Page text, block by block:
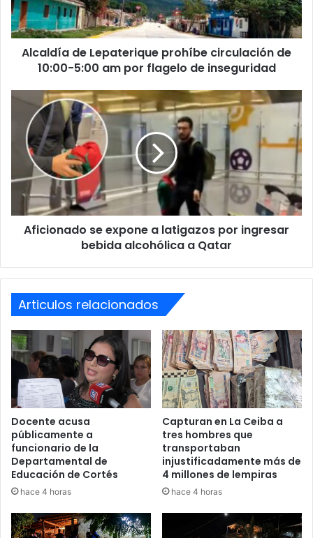
10:00-
5:00
am
por
flagelo
inseguridad
Alcaldía de Lepaterique prohíbe circulación de
10:00-5:00 am por flagelo de inseguridad
Aficionado
expone
latigazos
ingresar
bebida
alcohólica
Aficionado se expone a latigazos por ingresar
bebida alcohólica a Qatar
Articulos relacionados
Docente acusa
públicamente a
funcionario de la
Departamental de
Educación de Cortés
hace 4 horas
Capturan en La Ceiba a
tres hombres que
transportaban
injustificadamente más de
4 millones de lempiras
hace 4 horas